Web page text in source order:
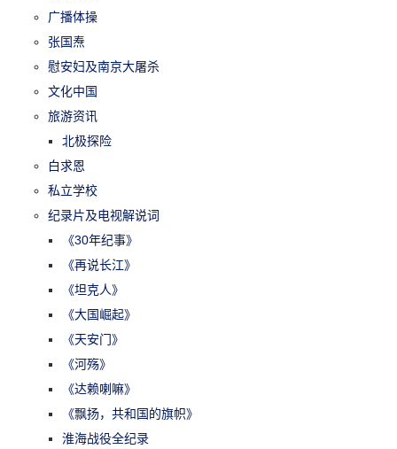
广播体操
张国焘
慰安妇及南京大屠杀
文化中国
旅游资讯
北极探险
白求恩
私立学校
纪录片及电视解说词
《30年纪事》
《再说长江》
《坦克人》
《大国崛起》
《天安门》
《河殇》
《达赖喇嘛》
《飘扬，共和国的旗帜》
淮海战役全纪录